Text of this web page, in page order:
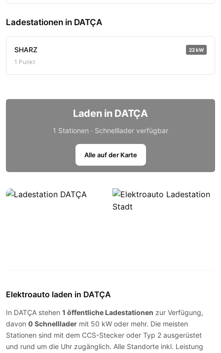
Ladestationen in DATÇA
SHARZ 22 kW
1 Punkt
Laden in DATÇA
1 Stationen · Schnelllader verfügbar
Alle auf der Karte
Elektroauto laden in DATÇA
In DATÇA stehen 1 öffentliche Ladestationen zur Verfügung,
davon 0 Schnelllader mit 50 kW oder mehr. Die meisten
Stationen sind mit dem CCS-Stecker oder Typ 2 ausgerüstet
und rund um die Uhr zugänglich. Alle Standorte inkl. Leistung